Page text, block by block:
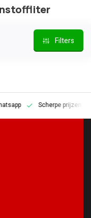
Filters
Scherpe prijzen